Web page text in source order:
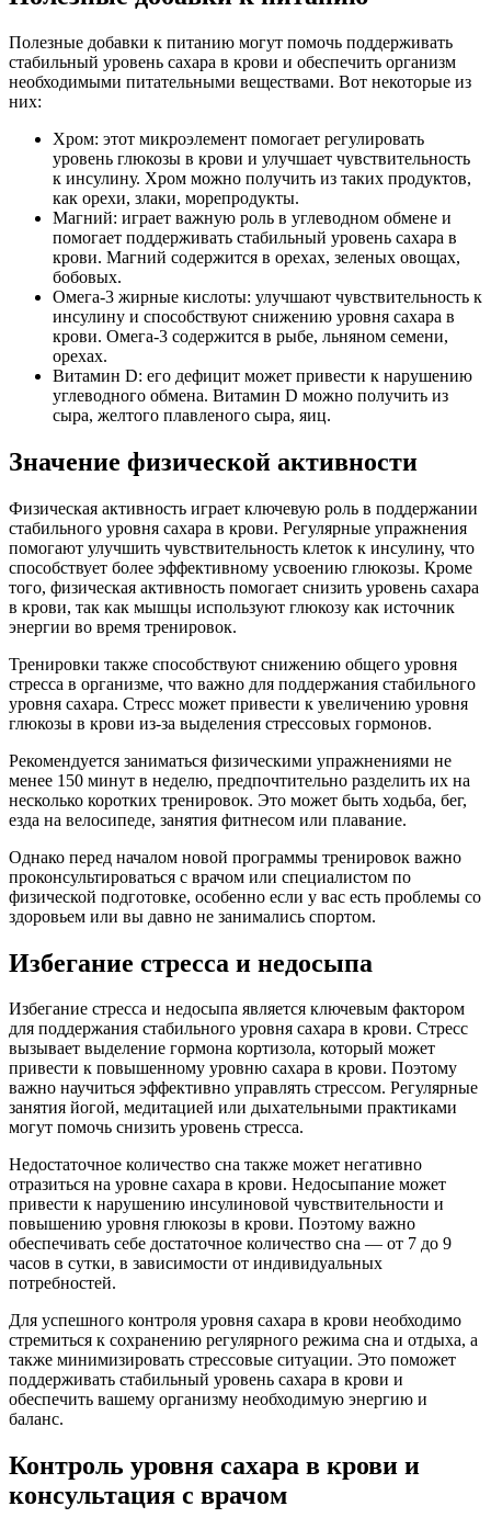
Полезные добавки к питанию могут помочь поддерживать
стабильный уровень сахара в крови и обеспечить организм
необходимыми питательными веществами. Вот некоторые из
них:
Хром: этот микроэлемент помогает регулировать
уровень глюкозы в крови и улучшает чувствительность
к инсулину. Хром можно получить из таких продуктов,
как орехи, злаки, морепродукты.
Магний: играет важную роль в углеводном обмене и
помогает поддерживать стабильный уровень сахара в
крови. Магний содержится в орехах, зеленых овощах,
бобовых.
Омега-3 жирные кислоты: улучшают чувствительность к
инсулину и способствуют снижению уровня сахара в
крови. Омега-3 содержится в рыбе, льняном семени,
орехах.
Витамин D: его дефицит может привести к нарушению
углеводного обмена. Витамин D можно получить из
сыра, желтого плавленого сыра, яиц.
Значение физической активности
Физическая активность играет ключевую роль в поддержании
стабильного уровня сахара в крови. Регулярные упражнения
помогают улучшить чувствительность клеток к инсулину, что
способствует более эффективному усвоению глюкозы. Кроме
того, физическая активность помогает снизить уровень сахара
в крови, так как мышцы используют глюкозу как источник
энергии во время тренировок.
Тренировки также способствуют снижению общего уровня
стресса в организме, что важно для поддержания стабильного
уровня сахара. Стресс может привести к увеличению уровня
глюкозы в крови из-за выделения стрессовых гормонов.
Рекомендуется заниматься физическими упражнениями не
менее 150 минут в неделю, предпочтительно разделить их на
несколько коротких тренировок. Это может быть ходьба, бег,
езда на велосипеде, занятия фитнесом или плавание.
Однако перед началом новой программы тренировок важно
проконсультироваться с врачом или специалистом по
физической подготовке, особенно если у вас есть проблемы со
здоровьем или вы давно не занимались спортом.
Избегание стресса и недосыпа
Избегание стресса и недосыпа является ключевым фактором
для поддержания стабильного уровня сахара в крови. Стресс
вызывает выделение гормона кортизола, который может
привести к повышенному уровню сахара в крови. Поэтому
важно научиться эффективно управлять стрессом. Регулярные
занятия йогой, медитацией или дыхательными практиками
могут помочь снизить уровень стресса.
Недостаточное количество сна также может негативно
отразиться на уровне сахара в крови. Недосыпание может
привести к нарушению инсулиновой чувствительности и
повышению уровня глюкозы в крови. Поэтому важно
обеспечивать себе достаточное количество сна — от 7 до 9
часов в сутки, в зависимости от индивидуальных
потребностей.
Для успешного контроля уровня сахара в крови необходимо
стремиться к сохранению регулярного режима сна и отдыха, а
также минимизировать стрессовые ситуации. Это поможет
поддерживать стабильный уровень сахара в крови и
обеспечить вашему организму необходимую энергию и
баланс.
Контроль уровня сахара в крови и
консультация с врачом